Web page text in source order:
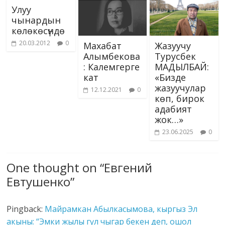
Улуу
чынардын
көлөкөсүндө
20.03.2012 0
Махабат
Алымбекова
: Калемгерге
кат
12.12.2021 0
Жазуучу
Турусбек
МАДЫЛБАЙ:
«Бизде
жазуучулар
көп, бирок
адабият
жок…»
23.06.2025 0
One thought on “Евгений
Евтушенко”
Pingback: Майрамкан Абылкасымова, кыргыз Эл
акыны: “Эмки жылы гүл чыгар бекен деп, ошол